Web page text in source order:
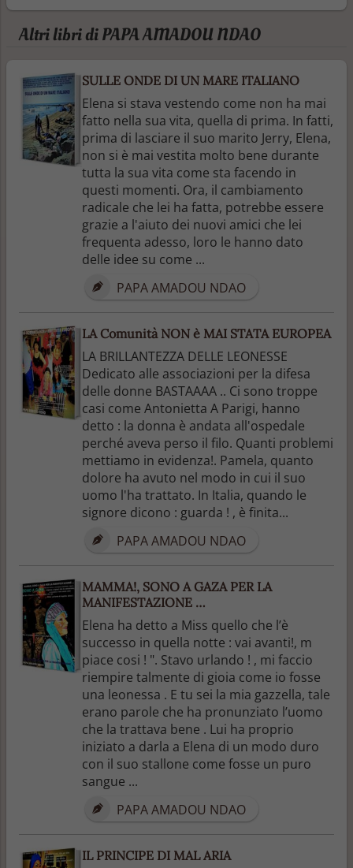
Altri libri di PAPA AMADOU NDAO
SULLE ONDE DI UN MARE ITALIANO
Elena si stava vestendo come non ha mai
fatto nella sua vita, quella di prima. In fatti,
prima di lasciare il suo marito Jerry, Elena,
non si è mai vestita molto bene durante
tutta la sua vita come sta facendo in
questi momenti. Ora, il cambiamento
radicale che lei ha fatta, potrebbe essere
grazie a l'aiuto dei nuovi amici che lei
frequenta adesso, loro le hanno dato
delle idee su come ...
PAPA AMADOU NDAO
LA Comunità NON è MAI STATA EUROPEA
LA BRILLANTEZZA DELLE LEONESSE
Dedicato alle associazioni per la difesa
delle donne BASTAAAA .. Ci sono troppe
casi come Antonietta A Parigi, hanno
detto : la donna è andata all'ospedale
perché aveva perso il filo. Quanti problemi
mettiamo in evidenza!. Pamela, quanto
dolore ha avuto nel modo in cui il suo
uomo l'ha trattato. In Italia, quando le
signore dicono : guarda ! , è finita...
PAPA AMADOU NDAO
MAMMA!, SONO A GAZA PER LA
MANIFESTAZIONE …
Elena ha detto a Miss quello che l’è
successo in quella notte : vai avanti!, m
piace cosi ! ". Stavo urlando ! , mi faccio
riempire talmente di gioia come io fosse
una leonessa . E tu sei la mia gazzella, tale
erano parole che ha pronunziato l’uomo
che la trattava bene . Lui ha proprio
iniziato a darla a Elena di un modo duro
con il suo stallone come fosse un puro
sangue ...
PAPA AMADOU NDAO
IL PRINCIPE DI MAL ARIA